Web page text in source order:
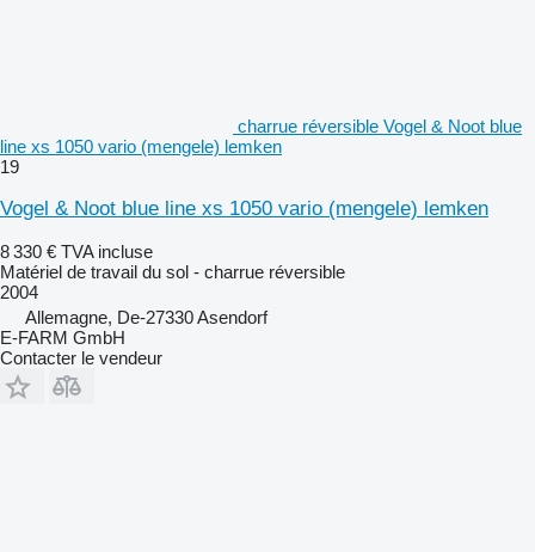
charrue réversible Vogel & Noot blue
line xs 1050 vario (mengele) lemken
19
Vogel & Noot blue line xs 1050 vario (mengele) lemken
8 330 € TVA incluse
Matériel de travail du sol - charrue réversible
2004
Allemagne, De-27330 Asendorf
E-FARM GmbH
Contacter le vendeur